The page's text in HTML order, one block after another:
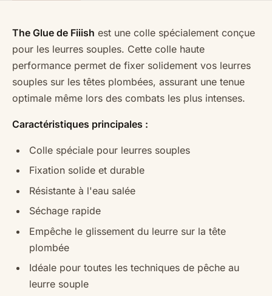
The Glue de Fiiish est une colle spécialement conçue
pour les leurres souples. Cette colle haute
performance permet de fixer solidement vos leurres
souples sur les têtes plombées, assurant une tenue
optimale même lors des combats les plus intenses.
Caractéristiques principales :
Colle spéciale pour leurres souples
Fixation solide et durable
Résistante à l'eau salée
Séchage rapide
Empêche le glissement du leurre sur la tête
plombée
Idéale pour toutes les techniques de pêche au
leurre souple